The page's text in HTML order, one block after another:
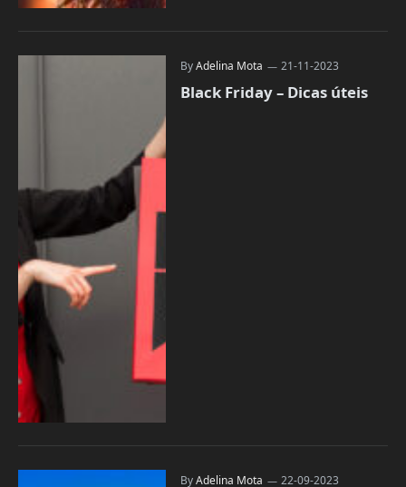
ByAdelina Mota 21-11-2023
Black Friday – Dicas úteis
ByAdelina Mota 22-09-2023